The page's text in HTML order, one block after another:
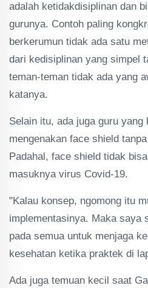
adalah ketidakdisiplinan dan
gurunya. Contoh paling
berkerumun tidak ada satu
dari kedisiplinan yang simpel
teman-teman tidak ada yang
katanya.
Selain itu, ada juga guru yang
mengenakan face shield
Padahal, face shield tidak
masuknya virus Covid-19.
"Kalau konsep, ngomong itu
implementasinya. Maka saya
pada semua untuk menjaga
kesehatan ketika praktek di
Ada juga temuan kecil saat